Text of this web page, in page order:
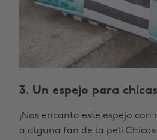
3. Un espejo para
¡Nos encanta este espejo con
a alguna fan de la peli